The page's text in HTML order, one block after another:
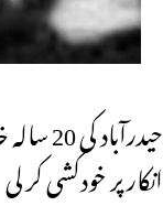
انکار پر خودکشی کر لی